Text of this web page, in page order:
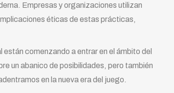
Empresas y organizaciones utilizan
éticas de estas prácticas,
comenzando a entrar en el ámbito del
un abanico de posibilidades, pero también
en la nueva era del juego.